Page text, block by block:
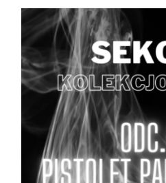
DODAJ DO KOSZYKA